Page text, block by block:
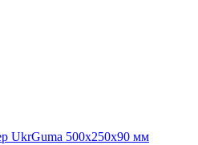
UkrGuma 500х250х90 мм